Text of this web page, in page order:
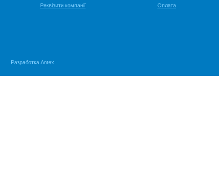
Реквізити компанії
Оплата
Разработка Antex